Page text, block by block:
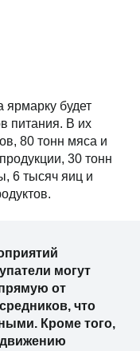
ярмарку будет
питания. В их
80 тонн мяса и
30 тонн
6 тысяч яиц и
могут
от
что
Кроме того,